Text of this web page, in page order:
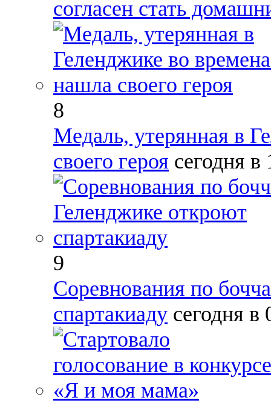
согласен стать
8
Медаль, утерянная в
своего героя сегодня
9
Соревнования по
спартакиаду сегодня